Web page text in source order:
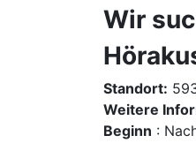
Wir
Standort:
Weitere
Beginn :